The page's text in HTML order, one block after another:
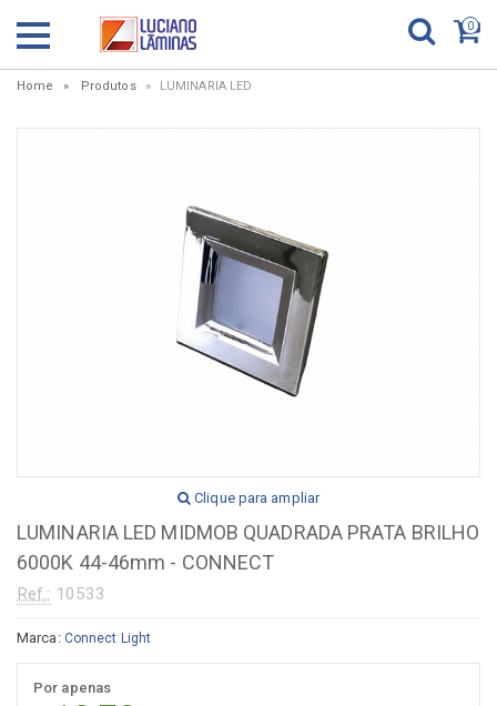
0
Home Produtos LUMINARIA LED
Clique para ampliar
LUMINARIA LED MIDMOB QUADRADA PRATA BRILHO
6000K 44-46mm - CONNECT
Ref.: 10533
Marca: Connect Light
Por apenas